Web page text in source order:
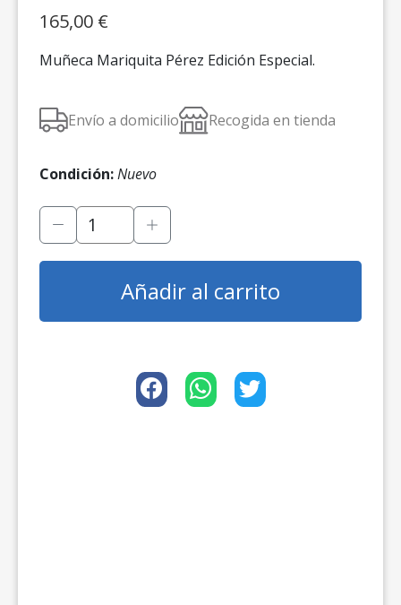
165,00 €
Muñeca Mariquita Pérez Edición Especial.
Envío a domicilio Recogida en tienda
Condición:Nuevo
Añadir al carrito